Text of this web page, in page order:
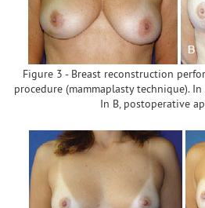
Figure 3 - Breast reconstruction
procedure (mammaplasty technique).
In B, postoperative